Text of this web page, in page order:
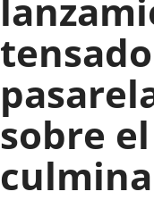
sobre